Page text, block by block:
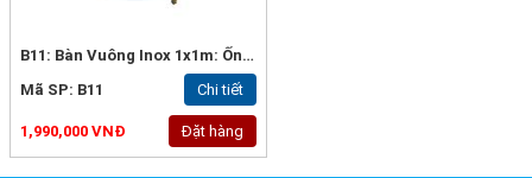
B11: Bàn Vuông Inox 1x1m: Ống D32x0.9mm, Mặt 0.9mm.
Mã SP: B11
Chi tiết
1,990,000 VNĐ Đặt hàng